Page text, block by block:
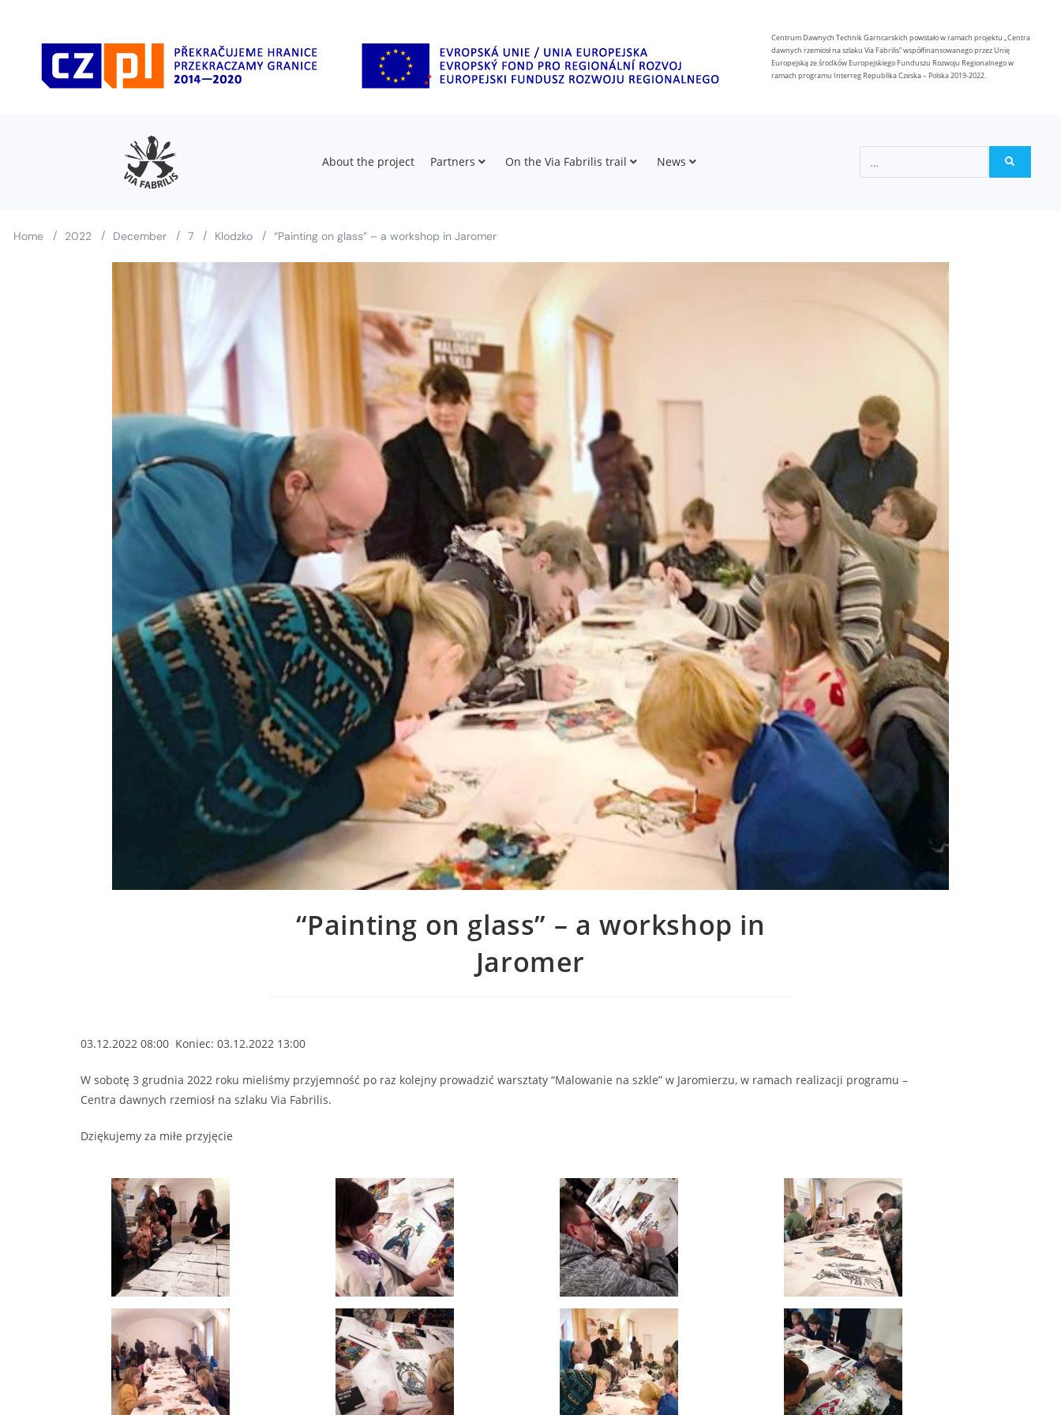
Centrum Dawnych Technik Garncarskich powstało w ramach projektu „Centra
dawnych rzemiosł na szlaku Via Fabrilis” współfinansowanego przez Unię
Europejską ze środków Europejskiego Funduszu Rozwoju Regionalnego w
ramach programu Interreg Republika Czeska – Polska 2019-2022.
About the project Partners On the Via Fabrilis trail News
Home / 2022 / December / 7 / Klodzko / “Painting on glass” – a workshop in Jaromer
“Painting on glass” – a workshop in
Jaromer
03.12.2022 08:00 Koniec: 03.12.2022 13:00
W sobotę 3 grudnia 2022 roku mieliśmy przyjemność po raz kolejny prowadzić warsztaty “Malowanie na szkle” w Jaromierzu, w ramach realizacji programu –
Centra dawnych rzemiosł na szlaku Via Fabrilis.
Dziękujemy za miłe przyjęcie